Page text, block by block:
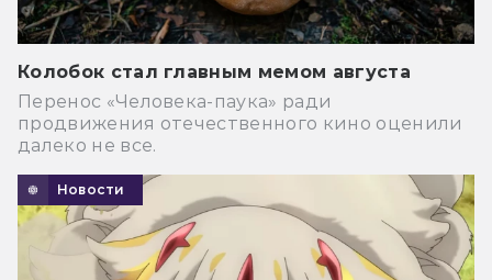
Колобок стал главным мемом августа
Перенос «Человека-паука» ради
продвижения отечественного кино оценили
далеко не все.
Новости